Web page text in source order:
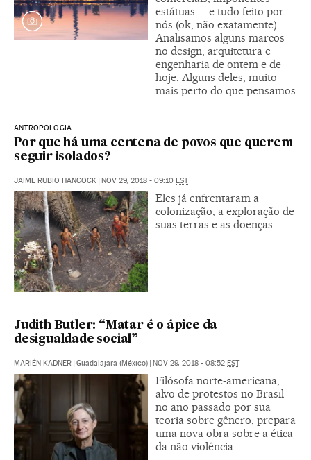
estátuas ... e tudo feito por
nós (ok, não exatamente).
Analisamos alguns marcos
no design, arquitetura e
engenharia de ontem e de
hoje. Alguns deles, muito
mais perto do que pensamos
ANTROPOLOGIA
Por que há uma centena de povos que querem
seguir isolados?
JAIME RUBIO HANCOCK | NOV 29, 2018 - 09:10 EST
Eles já enfrentaram a
colonização, a exploração de
suas terras e as doenças
Judith Butler: “Matar é o ápice da
desigualdade social”
MARIÉN KADNER | Guadalajara (México) | NOV 29, 2018 - 08:52 EST
Filósofa norte-americana,
alvo de protestos no Brasil
no ano passado por sua
teoria sobre gênero, prepara
uma nova obra sobre a ética
da não violência